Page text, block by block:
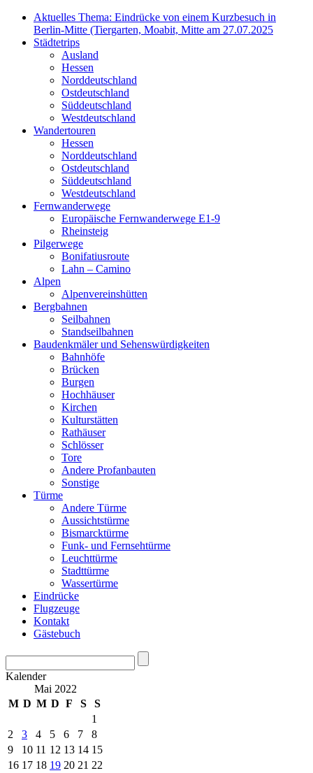
Aktuelles Thema: Eindrücke von einem Kurzbesuch in
Berlin-Mitte (Tiergarten, Moabit, Mitte am 27.07.2025
Städtetrips
Ausland
Hessen
Norddeutschland
Ostdeutschland
Süddeutschland
Westdeutschland
Wandertouren
Hessen
Norddeutschland
Ostdeutschland
Süddeutschland
Westdeutschland
Fernwanderwege
Europäische Fernwanderwege E1-9
Rheinsteig
Pilgerwege
Bonifatiusroute
Lahn – Camino
Alpen
Alpenvereinshütten
Bergbahnen
Seilbahnen
Standseilbahnen
Baudenkmäler und Sehenswürdigkeiten
Bahnhöfe
Brücken
Burgen
Hochhäuser
Kirchen
Kulturstätten
Rathäuser
Schlösser
Tore
Andere Profanbauten
Sonstige
Türme
Andere Türme
Aussichtstürme
Bismarcktürme
Funk- und Fernsehtürme
Leuchttürme
Stadttürme
Wassertürme
Eindrücke
Flugzeuge
Kontakt
Gästebuch
Kalender
Mai 2022
M D M D F S
S
1
2
3 4 5 6 7
8
9
10 11 12 13 14 15
16 17 18 19 20 21 22